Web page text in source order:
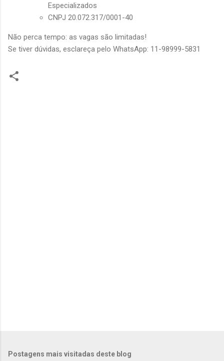
Especializados
CNPJ 20.072.317/0001-40
Não perca tempo: as vagas são limitadas!
Se tiver dúvidas, esclareça pelo WhatsApp: 11-98999-5831
Postagens mais visitadas deste blog